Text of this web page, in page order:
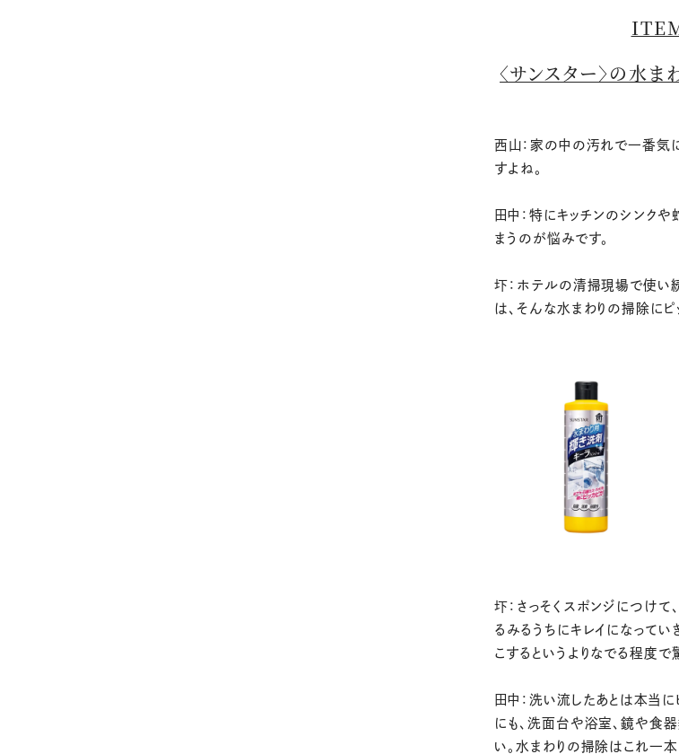
〈サンスター〉の水
西山：家の中の汚れで一番気
すよね。
田中：特にキッチンのシンク
まうのが悩みです。
圷：ホテルの清掃現場で使い続
は、そんな水まわりの掃除にピッ
圷：さっそくスポンジにつけて
るみるうちにキレイになってい
こするというよりなでる程度で
田中：洗い流したあとは本当に
にも、洗面台や浴室、鏡や食
い。水まわりの掃除はこれ一